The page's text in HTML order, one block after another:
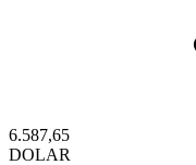
6.587,65
DOLAR